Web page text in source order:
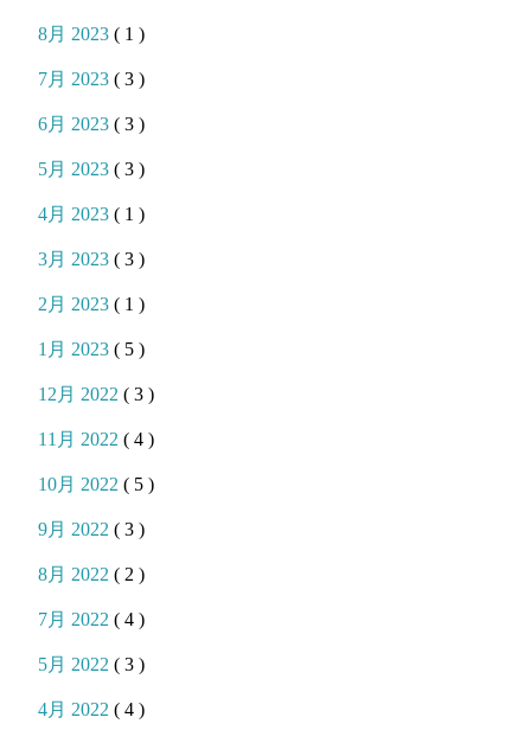
8月 2023( 1 )
7月 2023( 3 )
6月 2023( 3 )
5月 2023( 3 )
4月 2023( 1 )
3月 2023( 3 )
2月 2023( 1 )
1月 2023( 5 )
12月 2022( 3 )
11月 2022( 4 )
10月 2022( 5 )
9月 2022( 3 )
8月 2022( 2 )
7月 2022( 4 )
5月 2022( 3 )
4月 2022( 4 )